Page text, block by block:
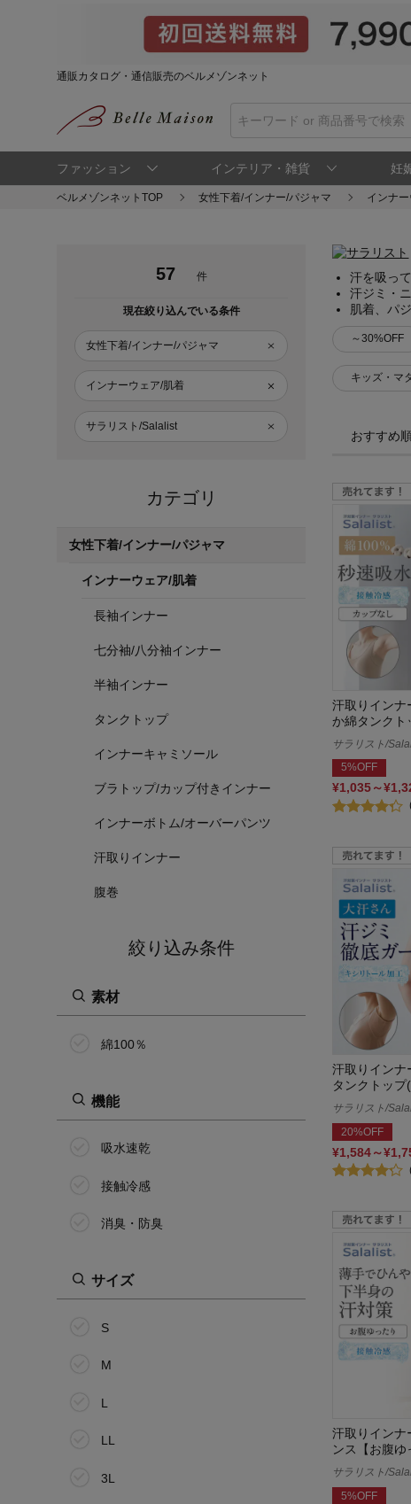
通販カタログ・通信販売のベルメゾンネット
ファッション インテリア・雑貨 妊
ベルメゾンネットTOP 女性下着/インナー/パジャマ インナ
57 件
現在絞り込んでいる条件
女性下着/インナー/パジャマ
インナーウェア/肌着
サラリスト/Salalist
カテゴリ
女性下着/インナー/パジャマ
インナーウェア/肌着
長袖インナー
七分袖/八分袖インナー
半袖インナー
タンクトップ
インナーキャミソール
ブラトップ/カップ付きインナー
インナーボトム/オーバーパンツ
汗取りインナー
腹巻
絞り込み条件
素材
綿100％
機能
吸水速乾
接触冷感
消臭・防臭
サイズ
S
M
L
LL
3L
汗を吸っ
汗ジミ・
肌着、パ
～30%OFF
キッズ・マ
おすすめ順
汗取りインナ
か綿タンクト
サラリスト/
5%OFF
¥1,035～
汗取りインナ
タンクトップ
サラリスト/
20%OFF
¥1,584～
汗取りインナ
ンス【お腹ゆ
サラリスト/
5%OFF